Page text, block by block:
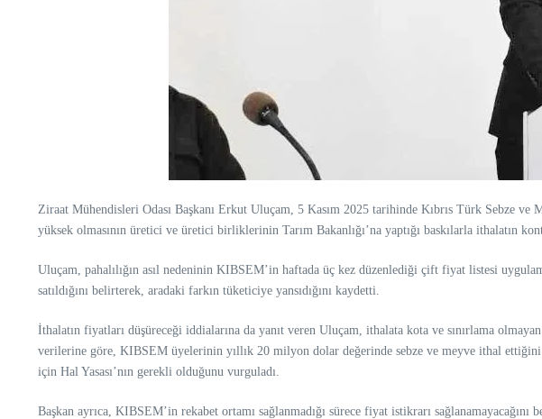
Ziraat Mühendisleri Odası Başkanı Erkut Uluçam, 5 Kasım 2025 tarihinde Kıbrıs Türk Sebze ve
yüksek olmasının üretici ve üretici birliklerinin Tarım Bakanlığı’na yaptığı baskılarla ithalatın
Uluçam, pahalılığın asıl nedeninin KIBSEM’in haftada üç kez düzenlediği çift fiyat listesi
satıldığını belirterek, aradaki farkın tüketiciye yansıdığını kaydetti.
İthalatın fiyatları düşüreceği iddialarına da yanıt veren Uluçam, ithalata kota ve sınırlama
verilerine göre, KIBSEM üyelerinin yıllık 20 milyon dolar değerinde sebze ve meyve ithal
için Hal Yasası’nın gerekli olduğunu vurguladı.
Başkan ayrıca, KIBSEM’in rekabet ortamı sağlanmadığı sürece fiyat istikrarı